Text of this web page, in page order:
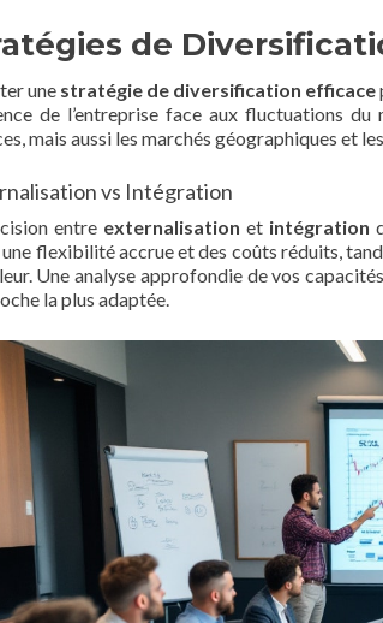
de
une stratégie de diversification efficace
de l’entreprise face aux fluctuations
mais aussi les marchés géographiques et
vs Intégration
entre externalisation et intégration
flexibilité accrue et des coûts réduits,
Une analyse approfondie de vos
la plus adaptée.